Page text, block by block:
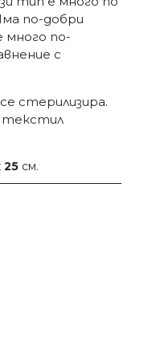
по-добри
много по-
с
стерилизира.
текстил
25 см.